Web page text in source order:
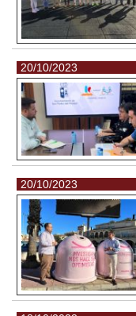
20/10/2023
20/10/2023